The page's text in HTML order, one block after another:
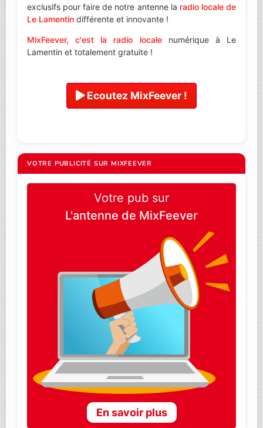
exclusifs pour faire de notre antenne la radio locale de
Le Lamentin différente et innovante !
MixFeever, c'est la radio localenumérique à Le
Lamentin et totalement gratuite !
Ecoutez MixFeever !
VOTRE PUBLICITÉ SUR MIXFEEVER
Votre pub sur
L'antenne de MixFeever
En savoir plus